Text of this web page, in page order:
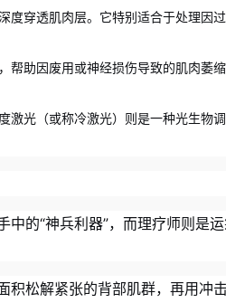
穿透肌肉层。它特别适合于处理因
助因废用或神经损伤导致的肌肉萎
光（或称冷激光）则是一种光生物
的“神兵利器”，而理疗师则是
松解紧张的背部肌群，再用冲